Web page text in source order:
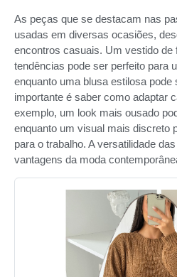
As peças que se destacam nas
usadas em diversas ocasiões,
encontros casuais. Um vestido de
tendências pode ser perfeito para
enquanto uma blusa estilosa pode
importante é saber como adaptar
exemplo, um look mais ousado
enquanto um visual mais discreto
para o trabalho. A versatilidade
vantagens da moda